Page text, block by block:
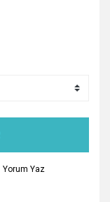
Yorum Yaz